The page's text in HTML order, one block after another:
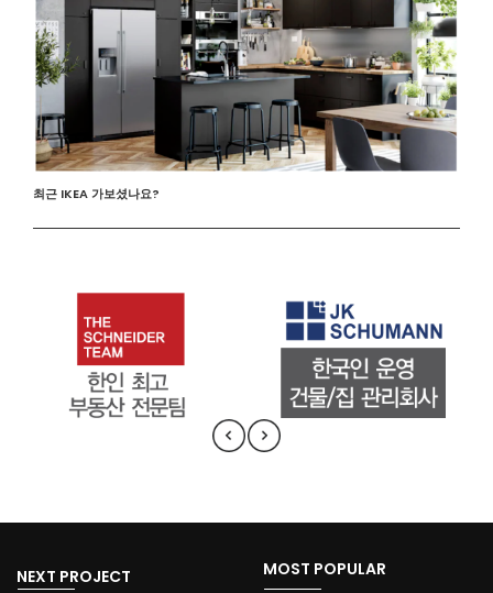
최근 IKEA 가보셨나요?
NEXT PROJECT
MOST POPULAR